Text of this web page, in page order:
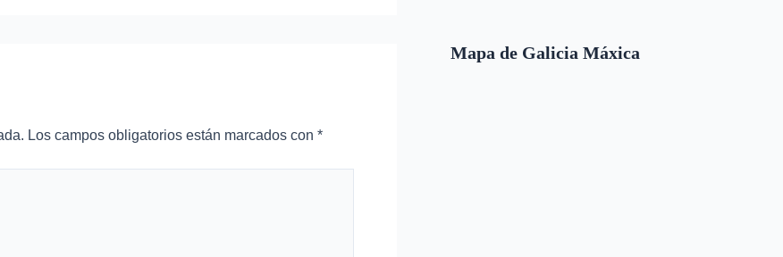
Los campos obligatorios están marcados con *
Mapa de Galicia Máxica